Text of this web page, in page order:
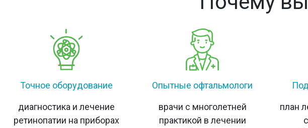
Точное оборудование
диагностика и лечение
ретинопатии на приборах
Опытные офтальмологи
врачи с многолетней
практикой в лечении
план